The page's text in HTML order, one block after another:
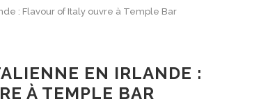
: Flavour of Italy ouvre à Temple Bar
EN IRLANDE :
À TEMPLE BAR